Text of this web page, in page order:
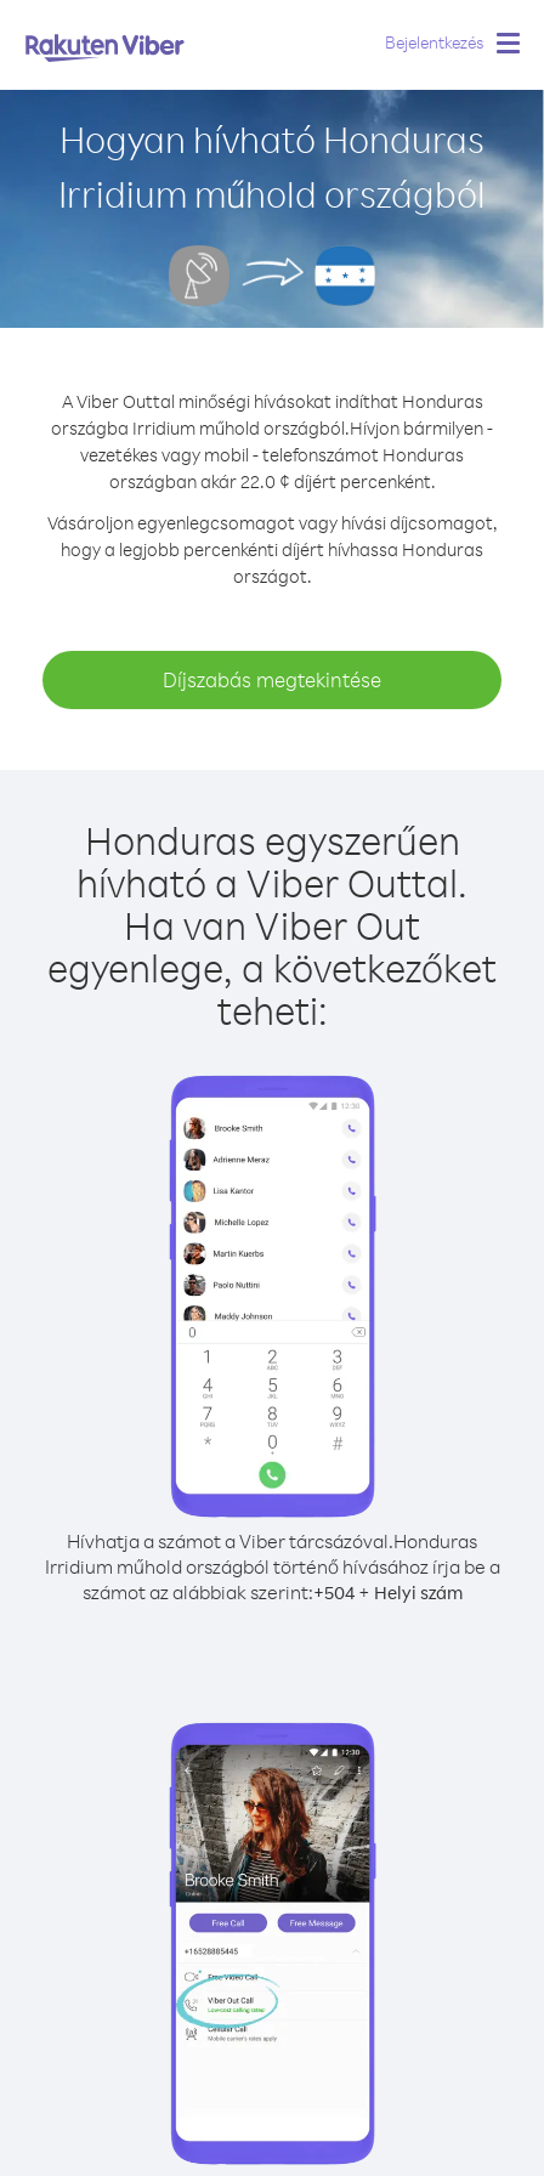
Bejelentkezés
Hogyan hívható Honduras
Irridium műhold országból
A Viber Outtal minőségi hívásokat indíthat Honduras
országba Irridium műhold országból.Hívjon bármilyen -
vezetékes vagy mobil - telefonszámot Honduras
országban akár 22.0 ¢ díjért percenként.
Vásároljon egyenlegcsomagot vagy hívási díjcsomagot,
hogy a legjobb percenkénti díjért hívhassa Honduras
országot.
Díjszabás megtekintése
Honduras egyszerűen
hívható a Viber Outtal.
Ha van Viber Out
egyenlege, a következőket
teheti:
Hívhatja a számot a Viber tárcsázóval.Honduras
Irridium műhold országból történő hívásához írja be a
számot az alábbiak szerint:+504+ Helyi szám